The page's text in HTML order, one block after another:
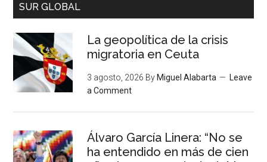
SUR GLOBAL
La geopolítica de la crisis
migratoria en Ceuta
3 agosto, 2026 By Miguel Alabarta
Leave
a Comment
Álvaro García Linera: “No se
ha entendido en más de cien